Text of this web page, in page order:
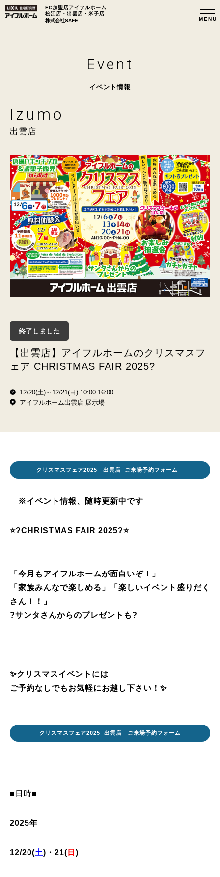
FC加盟店アイフルホーム
松江店・出雲店・米子店
株式会社SAFE
Event
イベント情報
Izumo
出雲店
終了しました
【出雲店】アイフルホームのクリスマスフ
ェア CHRISTMAS FAIR 2025?
12/20(土)～12/21(日) 10:00-16:00
アイフルホーム出雲店 展示場
クリスマスフェア2025 出雲店 ご来場予約フォーム
※イベント情報、随時更新中です
⭐?CHRISTMAS FAIR 2025?⭐
「今月もアイフルホームが面白いぞ！」
「家族みんなで楽しめる」「楽しいイベント盛りだく
さん！！」
?サンタさんからのプレゼントも?
✨クリスマスイベントには
ご予約なしでもお気軽にお越し下さい！ ✨
クリスマスフェア2025 出雲店 ご来場予約フォーム
■日時■
2025年
12/20(土)・21( 日 )